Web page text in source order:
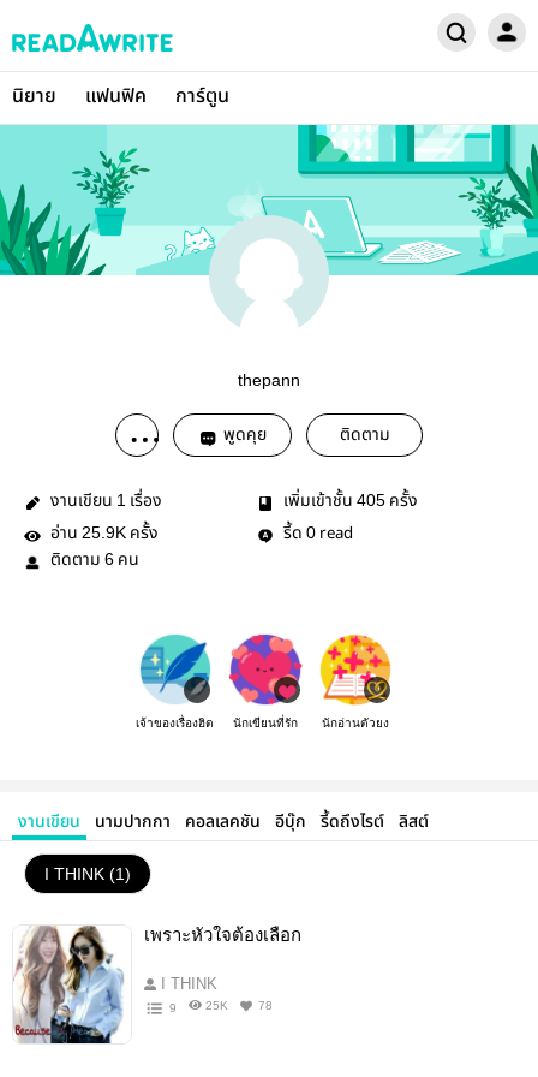
นิยาย แฟนฟิค การ์ตูน
thepann
พูดคุย ติดตาม
งานเขียน 1 เรื่อง เพิ่มเข้าชั้น 405 ครั้ง
อ่าน 25.9K ครั้ง รี้ด 0 read
ติดตาม 6 คน
เจ้าของเรื่องฮิต นักเขียนที่รัก นักอ่านตัวยง
งานเขียน นามปากกา คอลเลคชัน อีบุ๊ก รี้ดถึงไรต์ ลิสต์
I​ THINK (1)
เพราะหัวใจต้องเลือก
I​ THINK
9 25K 78